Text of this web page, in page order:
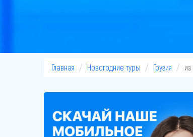
Главная Новогодние туры Грузия